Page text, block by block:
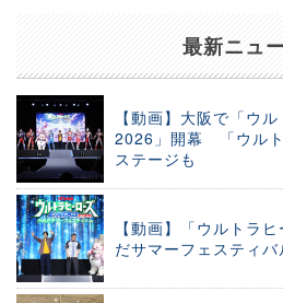
最新ニュ
【動画】大阪で「ウ
2026」開幕 「ウル
ステージも
【動画】「ウルトラ
だサマーフェスティ